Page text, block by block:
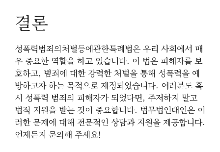
결론
성폭력범죄의처벌등에관한특례법은 우리 사회에서 매
우 중요한 역할을 하고 있습니다. 이 법은 피해자를 보
호하고, 범죄에 대한 강력한 처벌을 통해 성폭력을 예
방하고자 하는 목적으로 제정되었습니다. 여러분도 혹
시 성폭력 범죄의 피해자가 되었다면, 주저하지 말고
법적 지원을 받는 것이 중요합니다. 법무법인대인은 이
러한 문제에 대해 전문적인 상담과 지원을 제공합니다.
언제든지 문의해 주세요!